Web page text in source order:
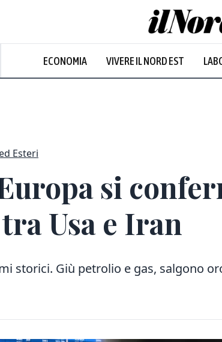
ECONOMIA VIVERE IL NORD EST
Esteri
si
Usa e Iran
storici. Giù petrolio e gas, salgono